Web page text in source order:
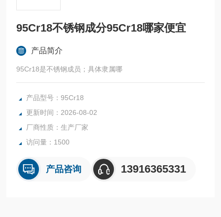
95Cr18不锈钢成分95Cr18哪家便宜
产品简介
95Cr18是不锈钢成员；具体隶属哪
产品型号：95Cr18
更新时间：2026-08-02
厂商性质：生产厂家
访问量：1500
产品咨询 13916365331